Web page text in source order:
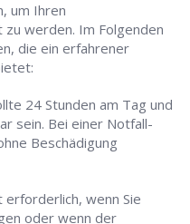
um Ihren
werden. Im Folgenden
die ein erfahrener
24 Stunden am Tag und
sein. Bei einer Notfall-
Beschädigung
erforderlich, wenn Sie
oder wenn der